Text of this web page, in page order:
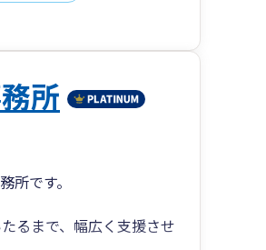
所
所です。
るまで、幅広く支援させ